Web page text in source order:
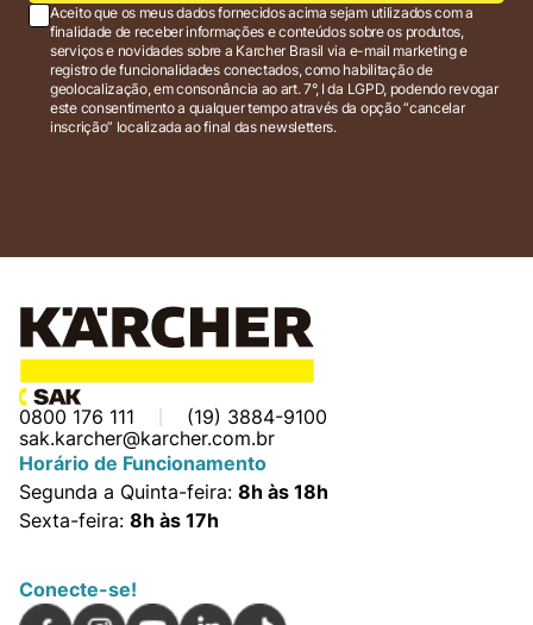
Aceito que os meus dados fornecidos acima sejam utilizados com a
finalidade de receber informações e conteúdos sobre os produtos,
serviços e novidades sobre a Karcher Brasil via e-mail marketing e
registro de funcionalidades conectados, como habilitação de
geolocalização, em consonância ao art. 7°, I da LGPD, podendo revogar
este consentimento a qualquer tempo através da opção “cancelar
inscrição” localizada ao final das newsletters.
0800 176 111
(19) 3884-9100
sak.karcher@karcher.com.br
Horário de Funcionamento
Segunda a Quinta-feira: 8h às 18h
Sexta-feira: 8h às 17h
Conecte-se!